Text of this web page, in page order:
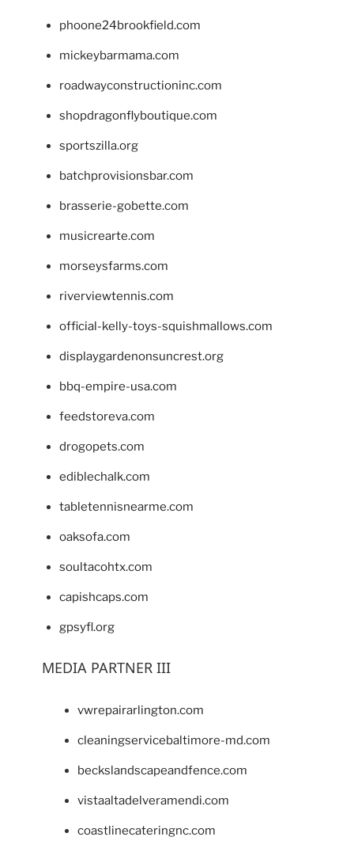
phoone24brookfield.com
mickeybarmama.com
roadwayconstructioninc.com
shopdragonflyboutique.com
sportszilla.org
batchprovisionsbar.com
brasserie-gobette.com
musicrearte.com
morseysfarms.com
riverviewtennis.com
official-kelly-toys-squishmallows.com
displaygardenonsuncrest.org
bbq-empire-usa.com
feedstoreva.com
drogopets.com
ediblechalk.com
tabletennisnearme.com
oaksofa.com
soultacohtx.com
capishcaps.com
gpsyfl.org
MEDIA PARTNER III
vwrepairarlington.com
cleaningservicebaltimore-md.com
beckslandscapeandfence.com
vistaaltadelveramendi.com
coastlinecateringnc.com